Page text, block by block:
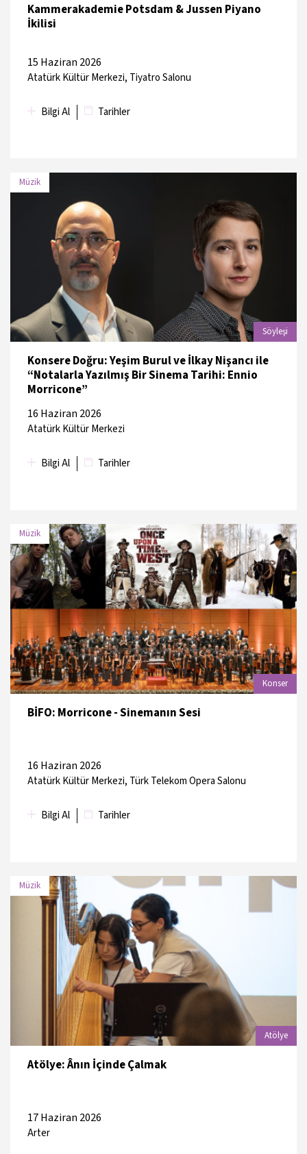
Kammerakademie Potsdam & Jussen Piyano
İkilisi
15 Haziran 2026
Atatürk Kültür Merkezi, Tiyatro Salonu
Bilgi Al Tarihler
Müzik
Söyleşi
Konsere Doğru: Yeşim Burul ve İlkay Nişancı ile
“Notalarla Yazılmış Bir Sinema Tarihi: Ennio
Morricone”
16 Haziran 2026
Atatürk Kültür Merkezi
Bilgi Al Tarihler
TARİH MEKAN
16 Haziran
Atatürk Kültür Merkezi, Türk Telekom
Opera Salonu
Müzik
Konser
BİFO: Morricone - Sinemanın Sesi
16 Haziran 2026
Atatürk Kültür Merkezi, Türk Telekom Opera Salonu
Bilgi Al Tarihler
TARİH MEKAN
17 Haziran 2026 Arter
17 Haziran 2026 Arter
18 Haziran 2026
Müzik
Atölye
Atölye: Ânın İçinde Çalmak
17 Haziran 2026
Arter
MEKAN
17 Haziran
Kadıköy Belediyesi Süreyya
Operası